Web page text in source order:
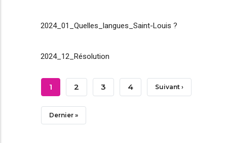
2024_01_Quelles_langues_Saint-Louis ?
2024_12_Résolution
Pagination
Page
Courante
1 Page
2 Page
3 Page
4 Page
Suivant ›
Dernière
Dernier »